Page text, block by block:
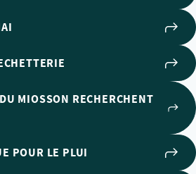
MIOSSON RECHERCHENT
POUR LE PLUI